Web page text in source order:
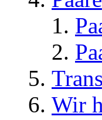
Wir